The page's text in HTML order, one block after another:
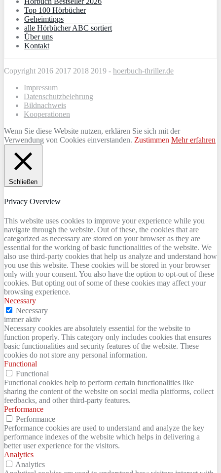
Top 100 Hörbücher
Geheimtipps
alle Hörbücher ABC sortiert
Über uns
Kontakt
Copyright 2016 2017 2018 2019 - hoerbuch-thriller.de
Impressum
Datenschutzbelehrung
Bildnachweis
Kooperationen
Wenn Sie diese Website nutzen, erklären Sie sich mit der
Verwendung von Cookies einverstanden. Zustimmen Mehr erfahren
Schließen
Privacy Overview
This website uses cookies to improve your experience while you
navigate through the website. Out of these, the cookies that are
categorized as necessary are stored on your browser as they are
essential for the working of basic functionalities of the website. We
also use third-party cookies that help us analyze and understand how
you use this website. These cookies will be stored in your browser
only with your consent. You also have the option to opt-out of these
cookies. But opting out of some of these cookies may affect your
browsing experience.
Necessary
Necessary
immer aktiv
Necessary cookies are absolutely essential for the website to
function properly. This category only includes cookies that ensures
basic functionalities and security features of the website. These
cookies do not store any personal information.
Functional
Functional
Functional cookies help to perform certain functionalities like
sharing the content of the website on social media platforms, collect
feedbacks, and other third-party features.
Performance
Performance
Performance cookies are used to understand and analyze the key
performance indexes of the website which helps in delivering a
better user experience for the visitors.
Analytics
Analytics